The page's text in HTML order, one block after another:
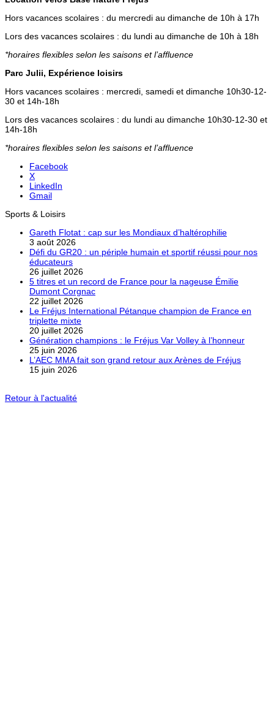
Hors vacances scolaires : du mercredi au dimanche de 10h à 17h
Lors des vacances scolaires : du lundi au dimanche de 10h à 18h
*horaires flexibles selon les saisons et l’affluence
Parc Julii, Expérience loisirs
Hors vacances scolaires : mercredi, samedi et dimanche 10h30-12-
30 et 14h-18h
Lors des vacances scolaires : du lundi au dimanche 10h30-12-30 et
14h-18h
*horaires flexibles selon les saisons et l’affluence
Facebook
X
LinkedIn
Gmail
Sports & Loisirs
Gareth Flotat : cap sur les Mondiaux d’haltérophilie
3 août 2026
Défi du GR20 : un périple humain et sportif réussi pour nos
éducateurs
26 juillet 2026
5 titres et un record de France pour la nageuse Émilie
Dumont Corgnac
22 juillet 2026
Le Fréjus International Pétanque champion de France en
triplette mixte
20 juillet 2026
Génération champions : le Fréjus Var Volley à l’honneur
25 juin 2026
L’AEC MMA fait son grand retour aux Arènes de Fréjus
15 juin 2026
Retour à l'actualité